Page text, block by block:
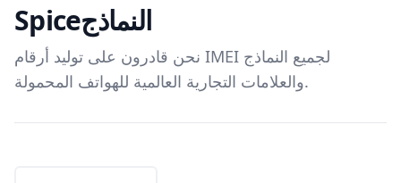
Spiceالنماذج
نحن قادرون على توليد أرقام IMEI لجميع النماذج
والعلامات التجارية العالمية للهواتف المحمولة.